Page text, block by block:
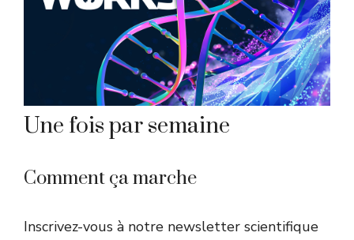
Une fois par semaine
Comment ça marche
Inscrivez-vous à notre newsletter scientifique